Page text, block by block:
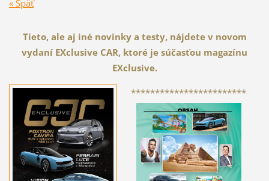
« Späť
Tieto, ale aj iné novinky a testy, nájdete v novom
vydaní EXclusive CAR, ktoré je súčasťou magazínu
EXclusive.
************************